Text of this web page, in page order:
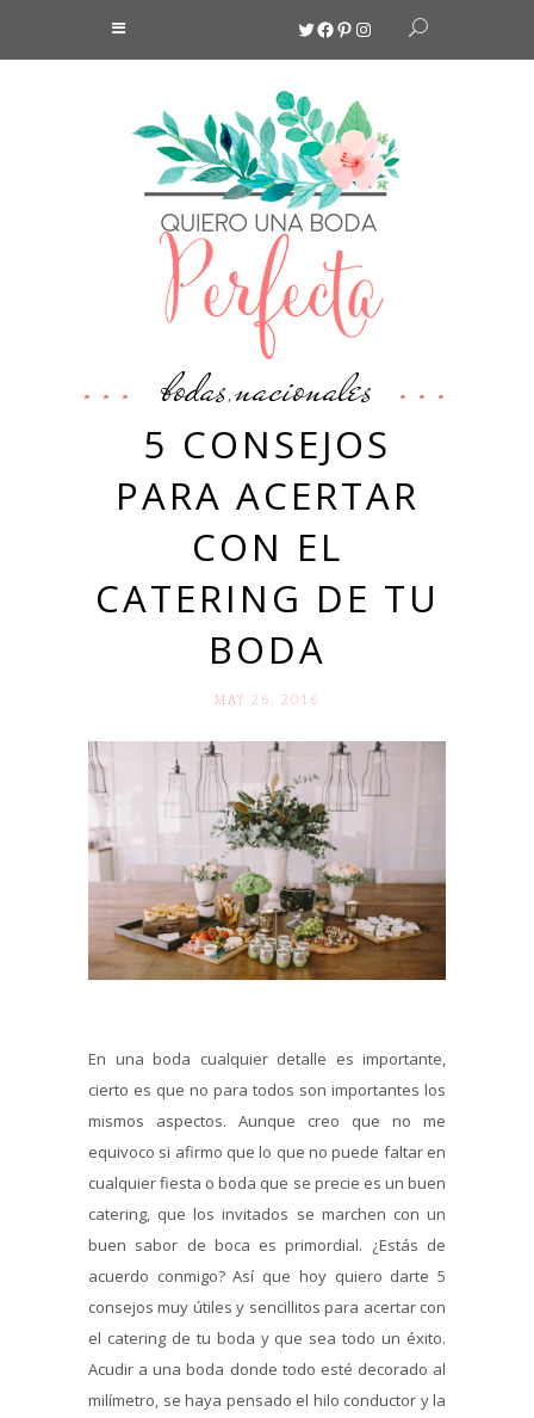
Twitter
Facebook
Pinterest
Instagram
bodas,nacionales
5 CONSEJOS
PARA ACERTAR
CON EL
CATERING DE TU
BODA
MAY 26. 2016
En una boda cualquier detalle es importante,
cierto es que no para todos son importantes los
mismos aspectos. Aunque creo que no me
equivoco si afirmo que lo que no puede faltar en
cualquier fiesta o boda que se precie es un buen
catering, que los invitados se marchen con un
buen sabor de boca es primordial. ¿Estás de
acuerdo conmigo? Así que hoy quiero darte 5
consejos muy útiles y sencillitos para acertar con
el catering de tu boda y que sea todo un éxito.
Acudir a una boda donde todo esté decorado al
milímetro, se haya pensado el hilo conductor y la